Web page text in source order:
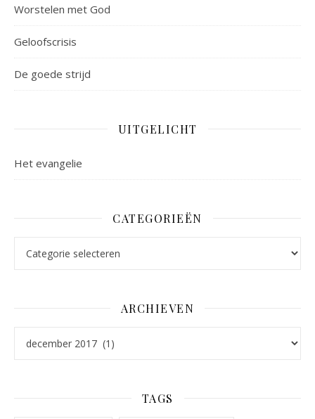
Worstelen met God
Geloofscrisis
De goede strijd
UITGELICHT
Het evangelie
CATEGORIEËN
ARCHIEVEN
TAGS